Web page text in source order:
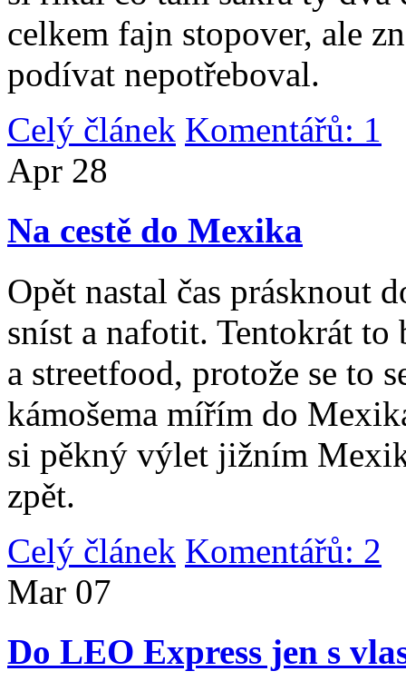
celkem fajn stopover, ale
podívat nepotřeboval.
Celý článek Komentářů: 1
Apr 28
Na cestě do Mexika
Opět nastal čas prásknout
sníst a nafotit. Tentokrát
a streetfood, protože se to
kámošema mířím do
si pěkný výlet jižním
zpět.
Celý článek Komentářů: 2
Mar 07
Do LEO Express jen s